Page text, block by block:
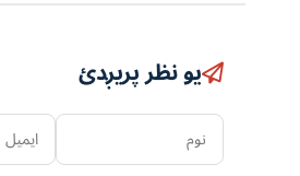
یو نظر پریږدئ
نوم